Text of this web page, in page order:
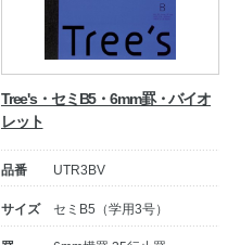
Tree's・セミB5・6mm罫・バイオ
レット
品番 UTR3BV
サイズ セミB5（学用3号）